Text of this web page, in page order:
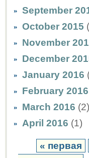
September
October 2015
November
December
January 2016
February 2016
March 2016 (2)
April 2016 (1)
« первая